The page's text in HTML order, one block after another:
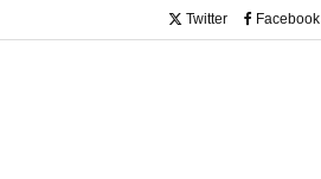
Twitter Facebook